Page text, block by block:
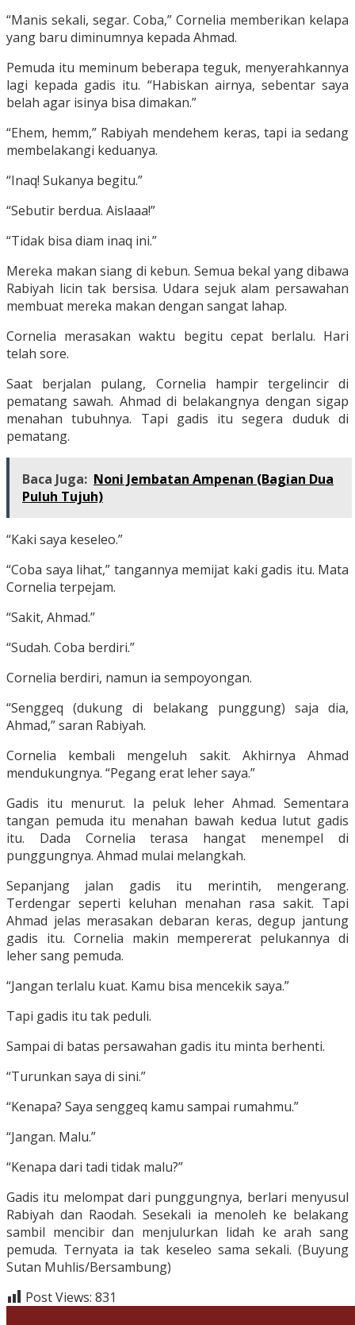
“Manis sekali, segar. Coba,” Cornelia memberikan kelapa
yang baru diminumnya kepada Ahmad.
Pemuda itu meminum beberapa teguk, menyerahkannya
lagi kepada gadis itu. “Habiskan airnya, sebentar saya
belah agar isinya bisa dimakan.”
“Ehem, hemm,” Rabiyah mendehem keras, tapi ia sedang
membelakangi keduanya.
“Inaq! Sukanya begitu.”
“Sebutir berdua. Aislaaa!”
“Tidak bisa diam inaq ini.”
Mereka makan siang di kebun. Semua bekal yang dibawa
Rabiyah licin tak bersisa. Udara sejuk alam persawahan
membuat mereka makan dengan sangat lahap.
Cornelia merasakan waktu begitu cepat berlalu. Hari
telah sore.
Saat berjalan pulang, Cornelia hampir tergelincir di
pematang sawah. Ahmad di belakangnya dengan sigap
menahan tubuhnya. Tapi gadis itu segera duduk di
pematang.
Baca Juga: Noni Jembatan Ampenan (Bagian Dua
Puluh Tujuh)
“Kaki saya keseleo.”
“Coba saya lihat,” tangannya memijat kaki gadis itu. Mata
Cornelia terpejam.
“Sakit, Ahmad.”
“Sudah. Coba berdiri.”
Cornelia berdiri, namun ia sempoyongan.
“Senggeq (dukung di belakang punggung) saja dia,
Ahmad,” saran Rabiyah.
Cornelia kembali mengeluh sakit. Akhirnya Ahmad
mendukungnya. “Pegang erat leher saya.”
Gadis itu menurut. Ia peluk leher Ahmad. Sementara
tangan pemuda itu menahan bawah kedua lutut gadis
itu. Dada Cornelia terasa hangat menempel di
punggungnya. Ahmad mulai melangkah.
Sepanjang jalan gadis itu merintih, mengerang.
Terdengar seperti keluhan menahan rasa sakit. Tapi
Ahmad jelas merasakan debaran keras, degup jantung
gadis itu. Cornelia makin mempererat pelukannya di
leher sang pemuda.
“Jangan terlalu kuat. Kamu bisa mencekik saya.”
Tapi gadis itu tak peduli.
Sampai di batas persawahan gadis itu minta berhenti.
“Turunkan saya di sini.”
“Kenapa? Saya senggeq kamu sampai rumahmu.”
“Jangan. Malu.”
“Kenapa dari tadi tidak malu?”
Gadis itu melompat dari punggungnya, berlari menyusul
Rabiyah dan Raodah. Sesekali ia menoleh ke belakang
sambil mencibir dan menjulurkan lidah ke arah sang
pemuda. Ternyata ia tak keseleo sama sekali. (Buyung
Sutan Muhlis/Bersambung)
Post Views: 831